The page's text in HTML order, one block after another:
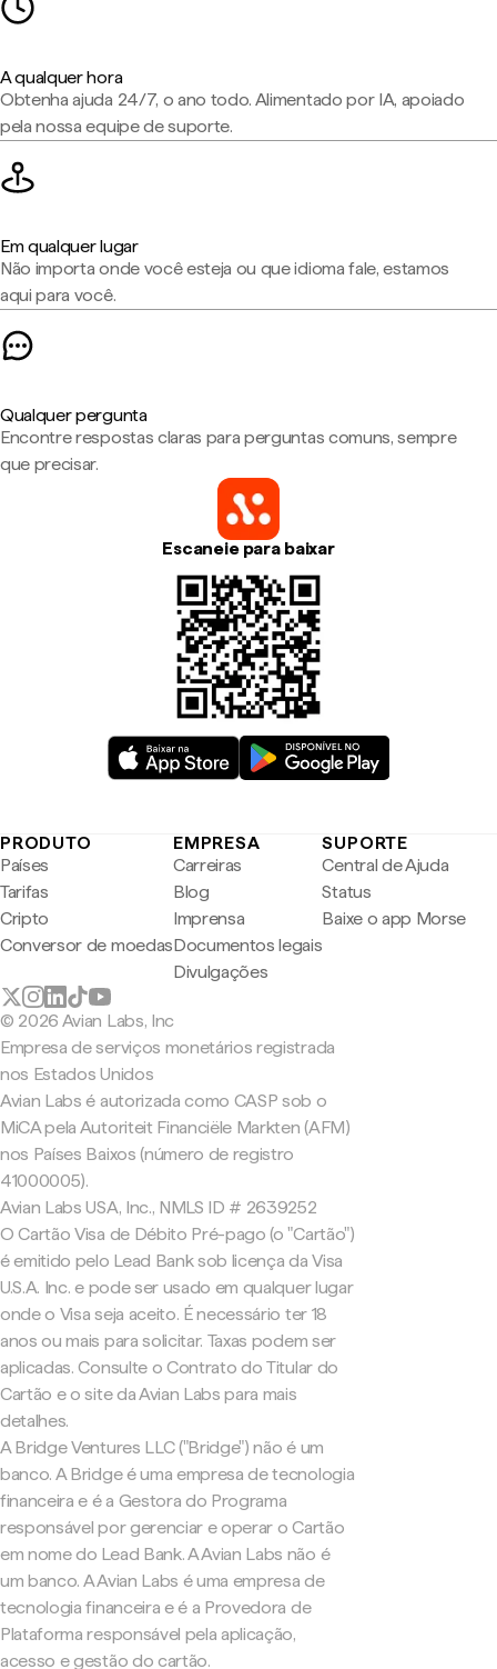
A qualquer hora
Obtenha ajuda 24/7, o ano todo. Alimentado por IA, apoiado
pela nossa equipe de suporte.
Em qualquer lugar
Não importa onde você esteja ou que idioma fale, estamos
aqui para você.
Qualquer pergunta
Encontre respostas claras para perguntas comuns, sempre
que precisar.
Escaneie para baixar
PRODUTO
Países
Tarifas
Cripto
Conversor de moedas
EMPRESA
Carreiras
Blog
Imprensa
Documentos legais
Divulgações
SUPORTE
Central de Ajuda
Status
Baixe o app Morse
© 2026 Avian Labs, Inc
Empresa de serviços monetários registrada
nos Estados Unidos
Avian Labs é autorizada como CASP sob o
MiCA pela Autoriteit Financiële Markten (AFM)
nos Países Baixos (número de registro
41000005).
Avian Labs USA, Inc., NMLS ID # 2639252
O Cartão Visa de Débito Pré-pago (o "Cartão")
é emitido pelo Lead Bank sob licença da Visa
U.S.A. Inc. e pode ser usado em qualquer lugar
onde o Visa seja aceito. É necessário ter 18
anos ou mais para solicitar. Taxas podem ser
aplicadas. Consulte o Contrato do Titular do
Cartão e o site da Avian Labs para mais
detalhes.
A Bridge Ventures LLC ("Bridge") não é um
banco. A Bridge é uma empresa de tecnologia
financeira e é a Gestora do Programa
responsável por gerenciar e operar o Cartão
em nome do Lead Bank. A Avian Labs não é
um banco. A Avian Labs é uma empresa de
tecnologia financeira e é a Provedora de
Plataforma responsável pela aplicação,
acesso e gestão do cartão.